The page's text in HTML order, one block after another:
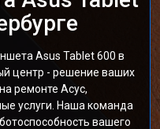
Asus Tablet 600 в
центр - решение ваших
ремонте Асус,
услуги. Наша команда
вашего